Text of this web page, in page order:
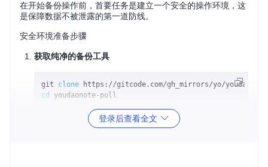
在开始备份操作前，首要任务是建立一个安全的操作环境，这
是保障数据不被泄露的第一道防线。
安全环境准备步骤
获取纯净的备份工具
git clone
cd
⚠️ 风险提示：仅从官方仓库获取工具，避免使用第三方修
登录后查看全文